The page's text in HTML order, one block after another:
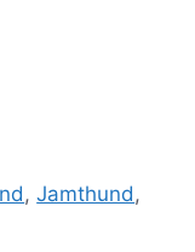
,Jamthund ,